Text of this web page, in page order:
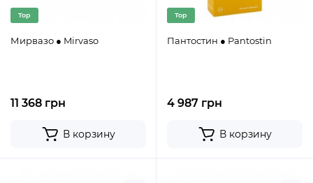
Top
Мирвазо ● Mirvaso
11 368 грн
В корзину
Top
Пантостин ● Pantostin
4 987 грн
В корзину